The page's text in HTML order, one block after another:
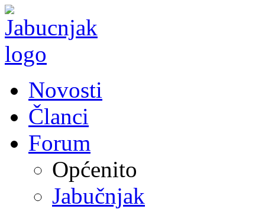
Novosti
Članci
Forum
Općenito
Jabučnjak